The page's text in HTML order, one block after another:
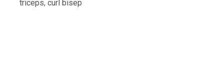
triceps, curl bisep